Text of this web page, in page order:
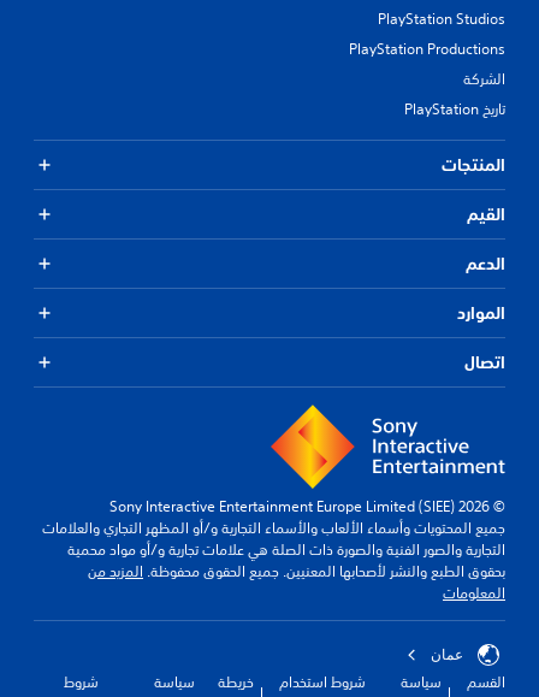
PlayStation Studios
PlayStation Productions
الشركة
تاريخ PlayStation
المنتجات
القيم
الدعم
الموارد
اتصال
© 2026 Sony Interactive Entertainment Europe Limited (SIEE)
جميع المحتويات وأسماء الألعاب والأسماء التجارية و/أو المظهر التجاري والعلامات
التجارية والصور الفنية والصورة ذات الصلة هي علامات تجارية و/أو مواد محمية
بحقوق الطبع والنشر لأصحابها المعنيين. جميع الحقوق محفوظة.المزيد من
المعلومات
عمان
القسم
سياسة
شروط استخدام
خريطة
سياسة
شروط